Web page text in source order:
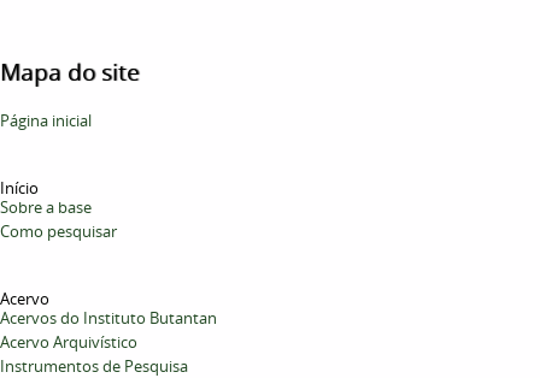
Mapa do site
Página inicial
Início
Sobre a base
Como pesquisar
Acervo
Acervos do Instituto Butantan
Acervo Arquivístico
Instrumentos de Pesquisa